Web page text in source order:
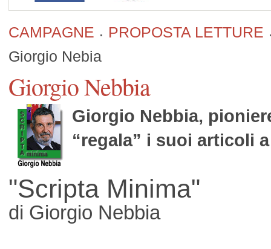
CAMPAGNE
PROPOSTA LETTURE
Giorgio Nebia
Giorgio Nebbia
Giorgio Nebbia,
“regala” i suoi articoli
"Scripta Minima"
di Giorgio Nebbia